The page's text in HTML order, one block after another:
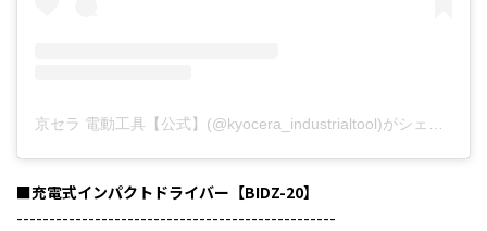
京セラ 電動工具【公式】(@kyocera_industrialtool)がシェアした投稿
■充電式インパクトドライバー【BIDZ-20】
-------------------------------------------------